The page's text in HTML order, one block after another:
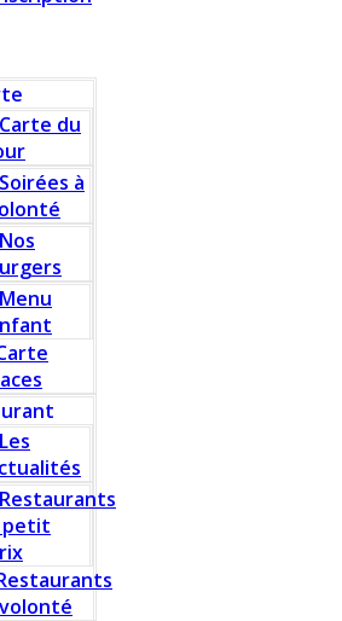
Carte du
Soirées à
Nos
Menu
Les
Restaurants
petit